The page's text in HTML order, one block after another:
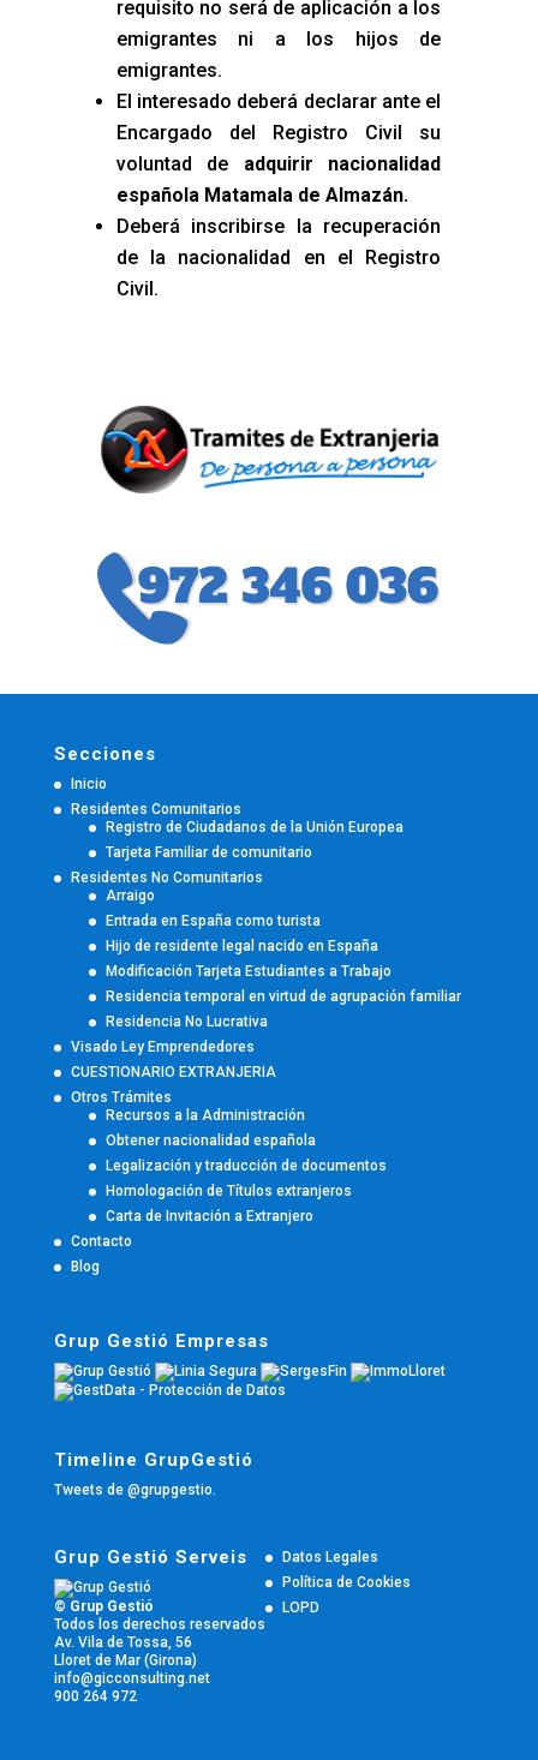
requisito no será de aplicación a los
emigrantes ni a los hijos de
emigrantes.
El interesado deberá declarar ante el
Encargado del Registro Civil su
voluntad de adquirir nacionalidad
española Matamala de Almazán.
Deberá inscribirse la recuperación
de la nacionalidad en el Registro
Civil.
Secciones
Inicio
Residentes Comunitarios
Registro de Ciudadanos de la Unión Europea
Tarjeta Familiar de comunitario
Residentes No Comunitarios
Arraigo
Entrada en España como turista
Hijo de residente legal nacido en España
Modificación Tarjeta Estudiantes a Trabajo
Residencia temporal en virtud de agrupación familiar
Residencia No Lucrativa
Visado Ley Emprendedores
CUESTIONARIO EXTRANJERIA
Otros Trámites
Recursos a la Administración
Obtener nacionalidad española
Legalización y traducción de documentos
Homologación de Títulos extranjeros
Carta de Invitación a Extranjero
Contacto
Blog
Grup Gestió Empresas
Timeline GrupGestió
Tweets de @grupgestio.
Grup Gestió Serveis
© Grup Gestió
Todos los derechos reservados
Av. Vila de Tossa, 56
Lloret de Mar (Girona)
info@gicconsulting.net
900 264 972
Datos Legales
Política de Cookies
LOPD